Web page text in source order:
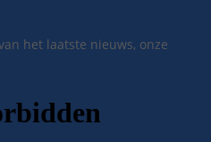
het laatste nieuws, onze